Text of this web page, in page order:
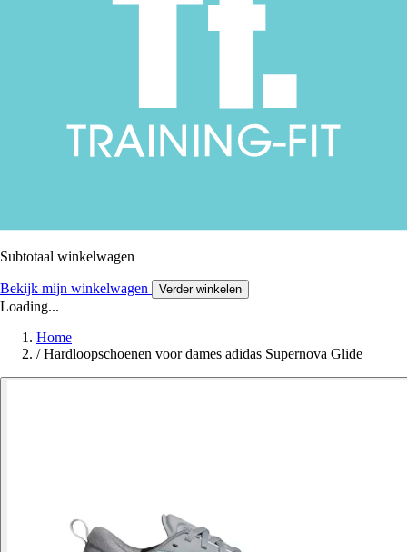
Subtotaal winkelwagen
Bekijk mijn winkelwagen Verder winkelen
Loading...
Home
/ Hardloopschoenen voor dames adidas Supernova Glide